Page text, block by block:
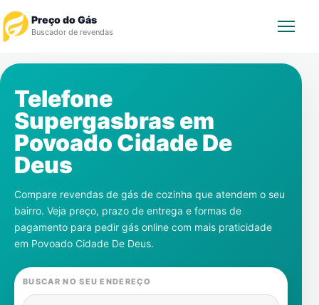
Preço do Gás
Buscador de revendas
Revendedor
Notícias
Cadastre-se
Gás
Telefone
Supergasbras em
Povoado Cidade De
Deus
Compare revendas de gás de cozinha que atendem o seu
bairro. Veja preço, prazo de entrega e formas de
pagamento para pedir gás online com mais praticidade
em Povoado Cidade De Deus.
BUSCAR NO SEU ENDEREÇO